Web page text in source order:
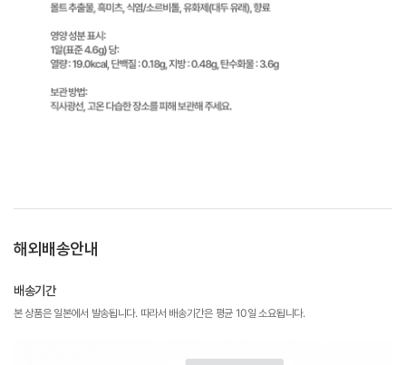
해외배송안내
배송기간
본 상품은 일본에서 발송됩니다. 따라서 배송기간은 평균 10일 소요됩니다.